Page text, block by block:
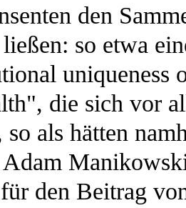
den
so etwa
uniqueness
die sich vor
so als hätten
den Beitrag